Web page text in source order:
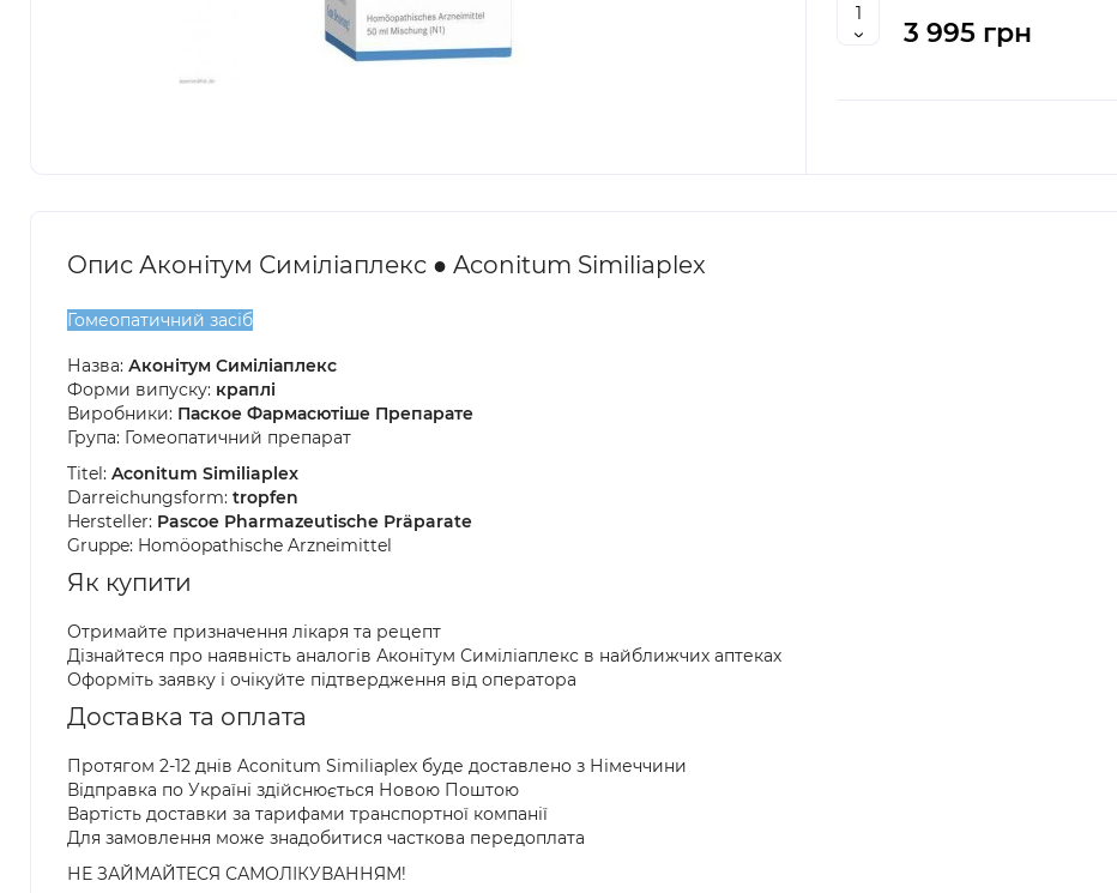
3 995 грн
Опис Аконітум Симіліаплекс ● Aconitum Similiaplex
Гомеопатичний засіб
Назва: Аконітум Симіліаплекс
Форми випуску: краплі
Виробники: Паское Фармасютіше Препарате
Група: Гомеопатичний препарат
Titel: Aconitum Similiaplex
Darreichungsform: tropfen
Hersteller: Pascoe Pharmazeutische Präparate
Gruppe: Homöopathische Arzneimittel
Як купити
Отримайте призначення лікаря та рецепт
Дізнайтеся про наявність аналогів Аконітум Симіліаплекс в найближчих аптеках
Оформіть заявку і очікуйте підтвердження від оператора
Доставка та оплата
Протягом 2-12 днів Aconitum Similiaplex буде доставлено з Німеччини
Відправка по Україні здійснюється Новою Поштою
Вартість доставки за тарифами транспортної компанії
Для замовлення може знадобитися часткова передоплата
НЕ ЗАЙМАЙТЕСЯ САМОЛІКУВАННЯМ!